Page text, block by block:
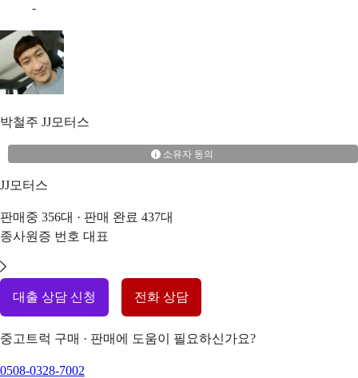
-
박철주 JJ모터스
소유자 동의
JJ모터스
판매중 356대 · 판매 완료 437대
종사원증 번호 대표
대출 상담 신청 전화 상담
중고트럭 구매 · 판매에 도움이 필요하신가요?
0508-0328-7002